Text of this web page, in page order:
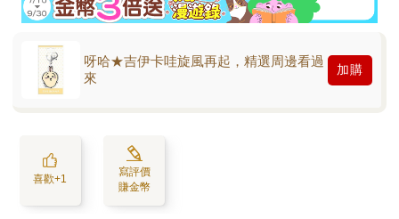
呀哈★吉伊卡哇旋風再起，精選周邊看過
來
加購
喜歡+1
寫評價
賺金幣